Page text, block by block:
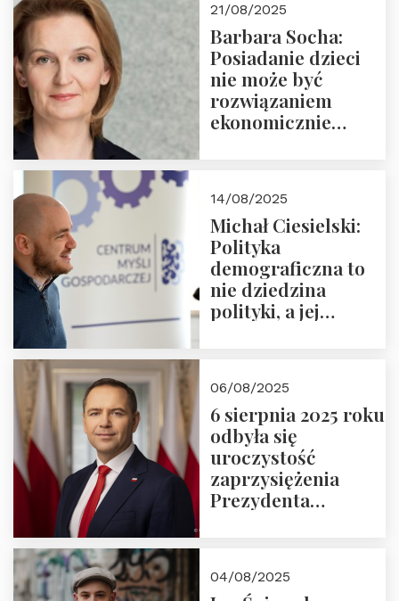
Nowego
Ćwierćwiecza”
21/08/2025
Barbara Socha:
Posiadanie dzieci
nie może być
rozwiązaniem
ekonomicznie
14/08/2025
Michał Ciesielski:
Polityka
demograficzna to
nie dziedzina
polityki, a jej
06/08/2025
6 sierpnia 2025 roku
odbyła się
uroczystość
zaprzysiężenia
Prezydenta
Nawrockiego
04/08/2025